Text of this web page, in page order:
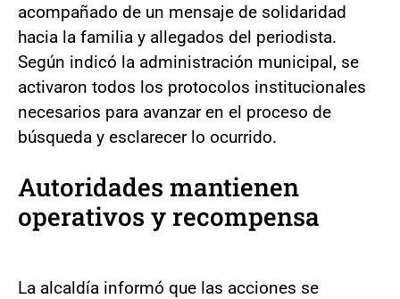
acompañado de un mensaje de solidaridad
hacia la familia y allegados del periodista.
Según indicó la administración municipal, se
activaron todos los protocolos institucionales
necesarios para avanzar en el proceso de
búsqueda y esclarecer lo ocurrido.
Autoridades mantienen
operativos y recompensa
La alcaldía informó que las acciones se